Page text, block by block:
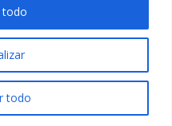
todo
todo
|
Diseño web